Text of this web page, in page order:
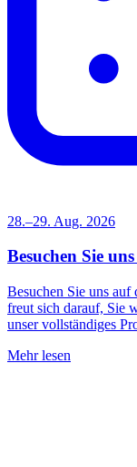
28.–29. Aug. 2026
Besuchen Sie
Besuchen Sie uns
freut sich darauf, Sie
unser vollständiges
Mehr lesen